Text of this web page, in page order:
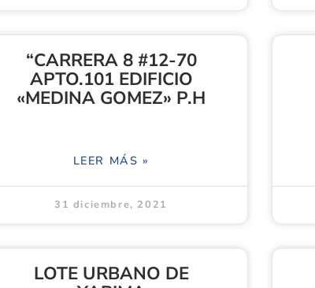
“CARRERA 8 #12-70
APTO.101 EDIFICIO
«MEDINA GOMEZ» P.H
LEER MÁS »
31 diciembre, 2021
LOTE URBANO DE